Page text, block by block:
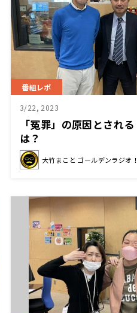
番組レポ
3/22, 2023
「冤罪」の原因とされ
は？
大竹まこと ゴールデンラジオ！